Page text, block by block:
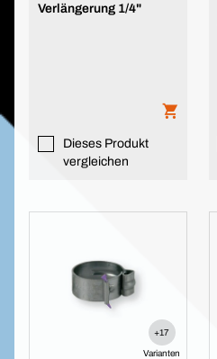
Verlängerung 1/4"
Dieses Produkt
vergleichen
+17
Varianten